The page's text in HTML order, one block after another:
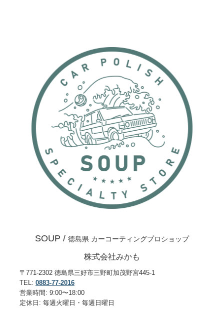
SOUP / 徳島県 カーコーティングプロショップ
株式会社みかも
〒771-2302 徳島県三好市三野町加茂野宮445-1
TEL: 0883-77-2016
営業時間: 9:00〜18:00
定休日: 毎週火曜日・毎週日曜日